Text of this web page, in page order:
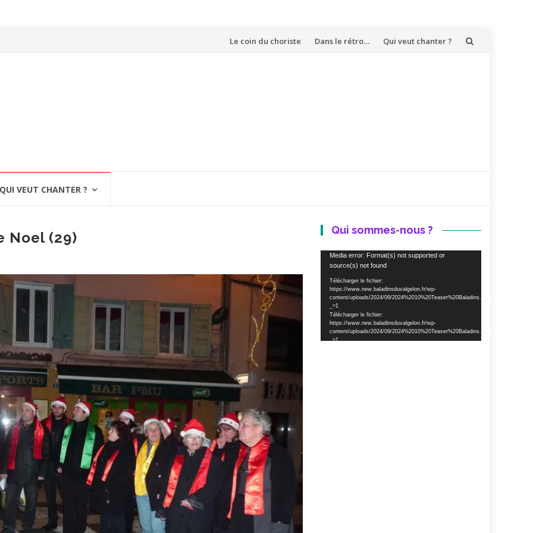
Aller
Le coin du choriste Dans le rétro… Qui veut chanter ?
QUI VEUT CHANTER ?
Noel (29) Qui sommes-nous ?
Lecteur
vidéo
Media error: Format(s) not supported or
source(s) not found
Télécharger le fichier:
https://www.new.baladinsduvalgelon.fr/wp-
content/uploads/2024/09/2024%2010%20Teaser%20Baladins.mp4?
_=1
Télécharger le fichier:
https://www.new.baladinsduvalgelon.fr/wp-
content/uploads/2024/09/2024%2010%20Teaser%20Baladins.mp4?
_=1